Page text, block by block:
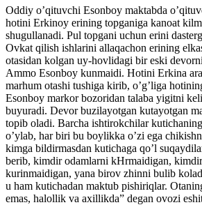
Oddiy o’qituvchi Esonboy maktabda
hotini Erkinoy erining topganiga kanoat
shugullanadi. Pul topgani uchun erini
Ovkat qilish ishlarini allaqachon erining
otasidan kolgan uy-hovlidagi bir eski
Ammo Esonboy kunmaidi. Hotini Erkina
marhum otashi tushiga kirib, o’g’liga
Esonboy markor bozoridan talaba yigitni
buyuradi. Devor buzilayotgan kutayotgan
topib oladi. Barcha ishtirokchilar
o’ylab, har biri bu boylikka o’zi ega
kimga bildirmasdan kutichaga qo’l
berib, kimdir odamlarni kHrmaidigan,
kurinmaidigan, yana birov zhinni bulib
u ham kutichadan maktub pishiriqlar.
emas, halollik va axillikda” degan ovozi